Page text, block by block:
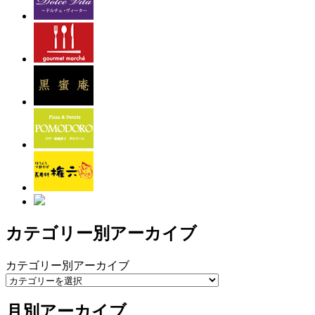
カテゴリー別アーカイブ
カテゴリー別アーカイブ